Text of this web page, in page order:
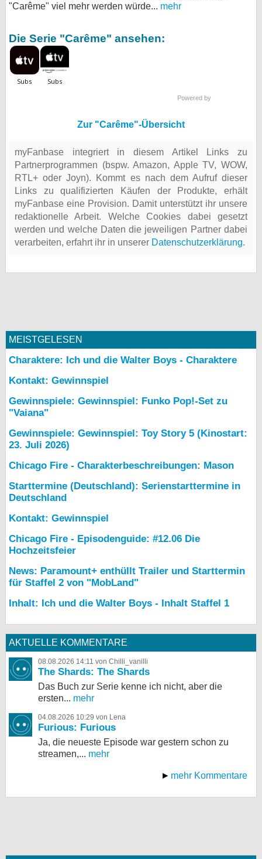
"Carême" viel mehr werden würde... mehr
Die Serie "Carême" ansehen:
Powered by
Zur "Carême"-Übersicht
myFanbase integriert in diesem Artikel Links zu
Partnerprogrammen (bspw. Amazon, Apple TV, WOW,
RTL+ oder Joyn). Kommt es nach dem Aufruf dieser
Links zu qualifizierten Käufen der Produkte, erhält
myFanbase eine Provision. Damit unterstützt ihr unsere
redaktionelle Arbeit. Welche Cookies dabei gesetzt
werden und welche Daten die jeweiligen Partner dabei
verarbeiten, erfahrt ihr in unserer Datenschutzerklärung.
MEISTGELESEN
Charaktere: Ich und die Walter Boys - Charaktere
Kontakt: Gewinnspiel
Gewinnspiele: Gewinnspiel: Funko Pop!-Set zu
"Vaiana"
Gewinnspiele: Gewinnspiel: Toy Story 5 (Kinostart:
23. Juli 2026)
Chicago Fire - Charakterbeschreibungen: Mason
Starttermine (Deutschland): Serienstarttermine in
Deutschland
Kontakt: Gewinnspiel
Chicago Fire - Episodenguide: #12.06 Die
Hochzeitsfeier
News: Paramount+ enthüllt Trailer und Starttermin
für Staffel 2 von "MobLand"
Inhalt: Ich und die Walter Boys - Inhalt Staffel 1
AKTUELLE KOMMENTARE
08.08.2026 14:11 von Chilli_vanilli
The Shards: The Shards
Das Buch zur Serie kenne ich nicht, aber die
ersten... mehr
04.08.2026 10:29 von Lena
Furious: Furious
Ja, die neueste Episode war gestern schon zu
streamen,... mehr
mehr Kommentare
Desktop-Ansicht